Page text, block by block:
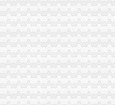
装大班椅老板椅维修换件-维
野函馆双飞6晚7天游
31）_沈机床（000410）
组图）--新闻
滚动